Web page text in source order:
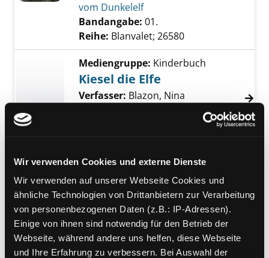
Wir verwenden Cookies und externe Dienste
Wir verwenden auf unserer Webseite Cookies und
ähnliche Technologien von Drittanbietern zur Verarbeitung
von personenbezogenen Daten (z.B.: IP-Adressen).
Einige von ihnen sind notwendig für den Betrieb der
Webseite, während andere uns helfen, diese Webseite
und Ihre Erfahrung zu verbessern. Bei Auswahl der
vom Dunkelelf
Bandangabe: 01.
Reihe: Blanvalet; 26580
Mediengruppe: Kinderbuch
Kiesel die Elfe
Verfasser: Blazon, Nina
M&#252;nchen, Cbj-Verl.
Mediengruppe:Kinderbuch
Das Geheimnis auf dem
Balkon
Leonie Looping
Verfasser:Stronk, Cally;Kitzing,
Constanze v.
Jahr:2017